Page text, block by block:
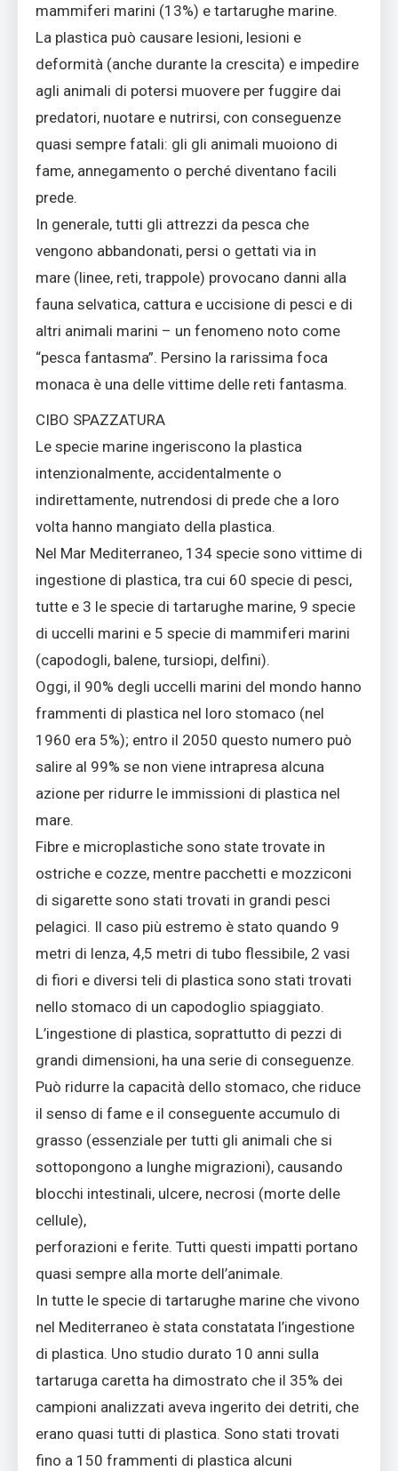
mammiferi marini (13%) e tartarughe marine.
La plastica può causare lesioni, lesioni e
deformità (anche durante la crescita) e impedire
agli animali di potersi muovere per fuggire dai
predatori, nuotare e nutrirsi, con conseguenze
quasi sempre fatali: gli gli animali muoiono di
fame, annegamento o perché diventano facili
prede.
In generale, tutti gli attrezzi da pesca che
vengono abbandonati, persi o gettati via in
mare (linee, reti, trappole) provocano danni alla
fauna selvatica, cattura e uccisione di pesci e di
altri animali marini – un fenomeno noto come
“pesca fantasma”. Persino la rarissima foca
monaca è una delle vittime delle reti fantasma.
CIBO SPAZZATURA
Le specie marine ingeriscono la plastica
intenzionalmente, accidentalmente o
indirettamente, nutrendosi di prede che a loro
volta hanno mangiato della plastica.
Nel Mar Mediterraneo, 134 specie sono vittime di
ingestione di plastica, tra cui 60 specie di pesci,
tutte e 3 le specie di tartarughe marine, 9 specie
di uccelli marini e 5 specie di mammiferi marini
(capodogli, balene, tursiopi, delfini).
Oggi, il 90% degli uccelli marini del mondo hanno
frammenti di plastica nel loro stomaco (nel
1960 era 5%); entro il 2050 questo numero può
salire al 99% se non viene intrapresa alcuna
azione per ridurre le immissioni di plastica nel
mare.
Fibre e microplastiche sono state trovate in
ostriche e cozze, mentre pacchetti e mozziconi
di sigarette sono stati trovati in grandi pesci
pelagici. Il caso più estremo è stato quando 9
metri di lenza, 4,5 metri di tubo flessibile, 2 vasi
di fiori e diversi teli di plastica sono stati trovati
nello stomaco di un capodoglio spiaggiato.
L’ingestione di plastica, soprattutto di pezzi di
grandi dimensioni, ha una serie di conseguenze.
Può ridurre la capacità dello stomaco, che riduce
il senso di fame e il conseguente accumulo di
grasso (essenziale per tutti gli animali che si
sottopongono a lunghe migrazioni), causando
blocchi intestinali, ulcere, necrosi (morte delle
cellule),
perforazioni e ferite. Tutti questi impatti portano
quasi sempre alla morte dell’animale.
In tutte le specie di tartarughe marine che vivono
nel Mediterraneo è stata constatata l’ingestione
di plastica. Uno studio durato 10 anni sulla
tartaruga caretta ha dimostrato che il 35% dei
campioni analizzati aveva ingerito dei detriti, che
erano quasi tutti di plastica. Sono stati trovati
fino a 150 frammenti di plastica alcuni